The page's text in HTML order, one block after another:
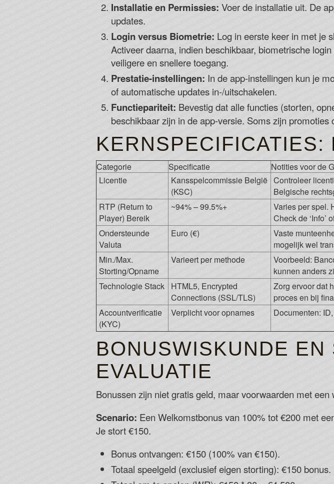
Installatie en Permissies: Voer de installatie uit. De
updates.
Login versus Biometrie: Log in eerste keer in met je
Activeer daarna, indien beschikbaar, biometrische
veiligere en snellere toegang.
Prestatie-instellingen: In de app-instellingen kun je
of automatische updates in-/uitschakelen.
Functiepariteit: Bevestig dat alle functies (storten,
beschikbaar zijn in de app-versie. Soms zijn promoties
KERNSPECIFICATIES:
Categorie Specificatie
Notities voor de
Licentie
Kansspelcommissie België
(KSC)
Controleer
Belgische
RTP (Return to
Player) Bereik
~94% – 99.5%+
Varies per spel.
Check de ‘Info’
Ondersteunde
Valuta
Euro (€)
Vaste
mogelijk wel
Min./Max.
Storting/Opname
Varieert per methode
Voorbeeld:
kunnen anders
Technologie Stack
HTML5, Encrypted
Connections (SSL/TLS)
Zorg ervoor dat
proces en bij
Accountverificatie
(KYC)
Verplicht voor opnames Documenten:
BONUSWISKUNDE EN
EVALUATIE
Bonussen zijn niet gratis geld, maar voorwaarden met
Scenario: Een Welkomstbonus van 100% tot €200 met
Je stort €150.
Bonus ontvangen: €150 (100% van €150).
Totaal speelgeld (exclusief eigen storting): €150 bonus.